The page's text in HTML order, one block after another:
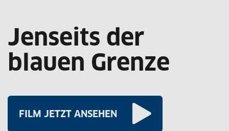
Jenseits der
blauen Grenze
FILM JETZT ANSEHEN